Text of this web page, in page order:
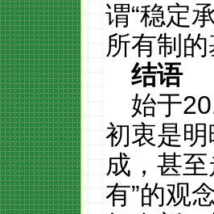
谓“稳定
所有制
结语
始于
初衷是
成，甚
有”的观